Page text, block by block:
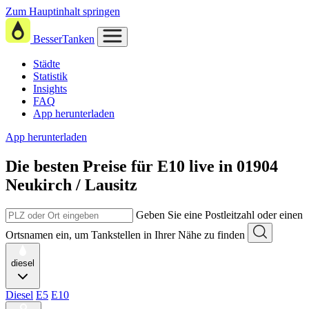
Zum Hauptinhalt springen
BesserTanken
Städte
Statistik
Insights
FAQ
App herunterladen
App herunterladen
Die besten Preise für E10 live in 01904
Neukirch / Lausitz
Geben Sie eine Postleitzahl oder einen
Ortsnamen ein, um Tankstellen in Ihrer Nähe zu finden
diesel
Diesel E5 E10